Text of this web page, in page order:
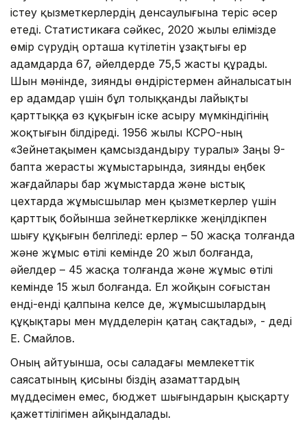
істеу қызметкерлердің денсаулығына теріс әсер
етеді. Статистикаға сәйкес, 2020 жылы елімізде
өмір сүрудің орташа күтілетін ұзақтығы ер
адамдарда 67, әйелдерде 75,5 жасты құрады.
Шын мәнінде, зиянды өндірістермен айналысатын
ер адамдар үшін бұл толыққанды лайықты
қарттыққа өз құқығын іске асыру мүмкіндігінің
жоқтығын білдіреді. 1956 жылы КСРО-ның
«Зейнетақымен қамсыздандыру туралы» Заңы 9-
бапта жерасты жұмыстарында, зиянды еңбек
жағдайлары бар жұмыстарда және ыстық
цехтарда жұмысшылар мен қызметкерлер үшін
қарттық бойынша зейнеткерлікке жеңілдікпен
шығу құқығын белгіледі: ерлер – 50 жасқа толғанда
және жұмыс өтілі кемінде 20 жыл болғанда,
әйелдер – 45 жасқа толғанда және жұмыс өтілі
кемінде 15 жыл болғанда. Ел жойқын соғыстан
енді-енді қалпына келсе де, жұмысшылардың
құқықтары мен мүдделерін қатаң сақтады», - деді
Е. Смайлов.
Оның айтуынша, осы саладағы мемлекеттік
саясатының қисыны біздің азаматтардың
мүддесімен емес, бюджет шығындарын қысқарту
қажеттілігімен айқындалады.